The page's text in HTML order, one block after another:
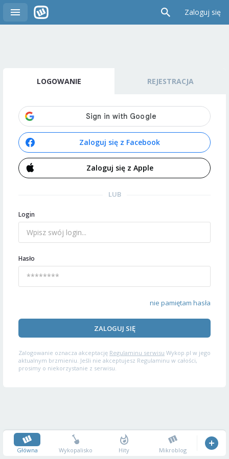
Zaloguj się
LOGOWANIE REJESTRACJA
Zaloguj się z Facebook
Zaloguj się z Apple
LUB
Login
Hasło
nie pamiętam hasła
ZALOGUJ SIĘ
Zalogowanie oznacza akceptację Regulaminu serwisu Wykop.pl w jego
aktualnym brzmieniu. Jeśli nie akceptujesz Regulaminu w całości,
prosimy o niekorzystanie z serwisu.
Główna Wykopalisko Hity Mikroblog